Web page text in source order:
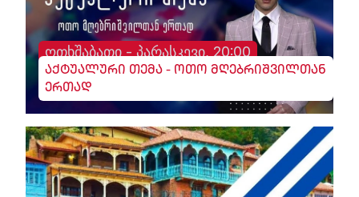
ოთხშაბათი - პარასკევი, 20:00
აქტუალური თემა - ოთო მღებრიშვილთან
ერთად